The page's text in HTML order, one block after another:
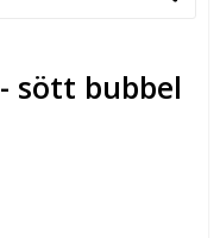
sött bubbel